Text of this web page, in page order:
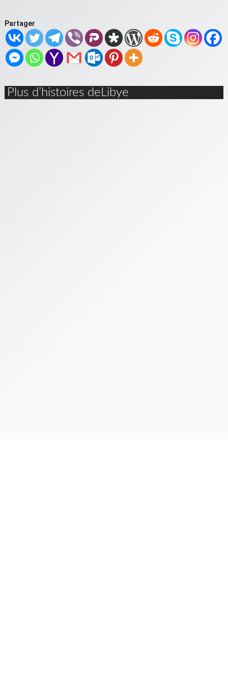
Partager
Plus d’histoires deLibye